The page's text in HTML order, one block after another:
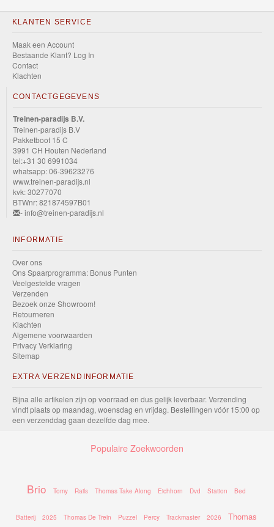
KLANTEN SERVICE
Maak een Account
Bestaande Klant? Log In
Contact
Klachten
CONTACTGEGEVENS
Treinen-paradijs B.V.
Treinen-paradijs B.V
Pakketboot 15 C
3991 CH Houten Nederland
tel:+31 30 6991034
whatsapp: 06-39623276
www.treinen-paradijs.nl
kvk: 30277070
BTWnr: 821874597B01
- info@treinen-paradijs.nl
INFORMATIE
Over ons
Ons Spaarprogramma: Bonus Punten
Veelgestelde vragen
Verzenden
Bezoek onze Showroom!
Retourneren
Klachten
Algemene voorwaarden
Privacy Verklaring
Sitemap
EXTRA VERZENDINFORMATIE
Bijna alle artikelen zijn op voorraad en dus gelijk leverbaar. Verzending
vindt plaats op maandag, woensdag en vrijdag. Bestellingen vóór 15:00 op
een verzenddag gaan dezelfde dag mee.
Populaire Zoekwoorden
Brio Tomy Rails Thomas Take Along Eichhorn Dvd Station Bed
Batterij 2025 Thomas De Trein Puzzel Percy Trackmaster 2026 Thomas